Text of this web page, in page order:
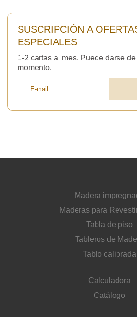
SUSCRIPCIÓN A
ESPECIALES
1-2 cartas al mes. Puede darse
momento.
Madera
Maderas para
Tabla de piso
Tableros de
Tablo calibrada
Calculadora
Catálogo